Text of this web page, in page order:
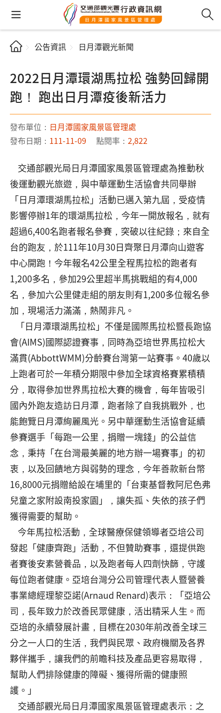
公告資訊 日月潭觀光新聞
2022日月潭環湖馬拉松 強勢回歸開
跑！ 跑出日月潭疫後新活力
發布單位： 日月潭國家風景區管理處
發布日期： 111-11-09 點閱率： 2,822
交通部觀光局日月潭國家風景區管理處為推動秋
後運動觀光旅遊，與中華運動生活協會共同舉辦
「日月潭環湖馬拉松」活動已邁入第九屆，受疫情
影響停辦1年的環湖馬拉松，今年一開放報名，就有
超過6,400名跑者報名參賽，突破以往紀錄；來自全
台的跑友，於111年10月30日齊聚日月潭向山遊客
中心開跑！今年報名42公里全程馬拉松的跑者有
1,200多名，參加29公里超半馬挑戰組的有4,000
名，參加六公里健走組的朋友則有1,200多位報名參
加，現場活力滿滿，熱鬧非凡。
「日月潭環湖馬拉松」不僅是國際馬拉松暨長跑協
會(AIMS)國際認證賽事，同時為亞培世界馬拉松大
滿貫(AbbottWMM)分齡賽台灣第一站賽事。40歲以
上跑者可於一年積分期限中參加全球資格賽累積積
分，取得參加世界馬拉松大賽的機會，每年皆吸引
國內外跑友造訪日月潭，跑者除了自我挑戰外，也
能飽覽日月潭絢麗風光。另中華運動生活協會延續
參賽選手「每跑一公里，捐贈一塊錢」的公益信
念，秉持「在台灣最美麗的地方辦一場賽事」的初
衷，以及回饋地方與弱勢的理念，今年善款新台幣
16,8000元捐贈給設在埔里的「台東基督教阿尼色弗
兒童之家附設南投家園」，讓失孤、失依的孩子們
獲得需要的幫助。
今年馬拉松活動，全球醫療保健領導者亞培公司
發起「健康齊跑」活動，不但贊助賽事，還提供跑
者賽後安素營養品，以及跑者每人四劑快篩，守護
每位跑者健康。亞培台灣分公司管理代表人暨營養
事業總經理黎亞諾(Arnaud Renard)表示：「亞培公
司，長年致力於改善民眾健康，活出精采人生。而
亞培的永續發展計畫，目標在2030年前改善全球三
分之一人口的生活，我們與民眾、政府機關及各界
夥伴攜手，讓我們的前瞻科技及產品更容易取得，
幫助人們排除健康的障礙、獲得所需的健康照
護。」
交通部觀光局日月潭國家風景區管理處表示：之